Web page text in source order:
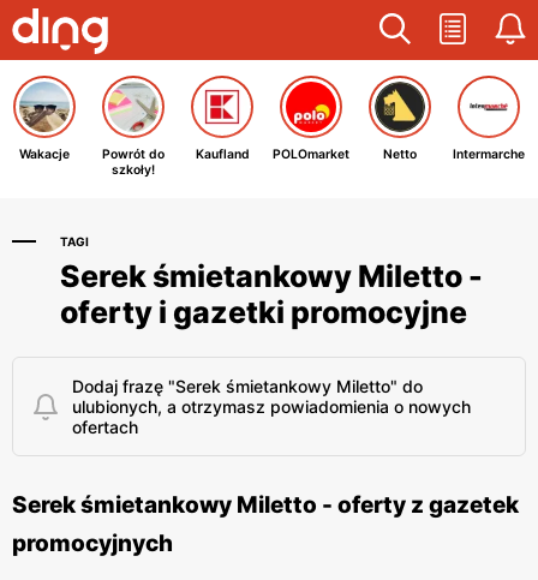
Wakacje
Powrót do
szkoły!
Kaufland POLOmarket Netto Intermarche
TAGI
Serek śmietankowy Miletto -
oferty i gazetki promocyjne
Dodaj frazę "Serek śmietankowy Miletto" do
ulubionych, a otrzymasz powiadomienia o nowych
ofertach
Serek śmietankowy Miletto - oferty z gazetek
promocyjnych